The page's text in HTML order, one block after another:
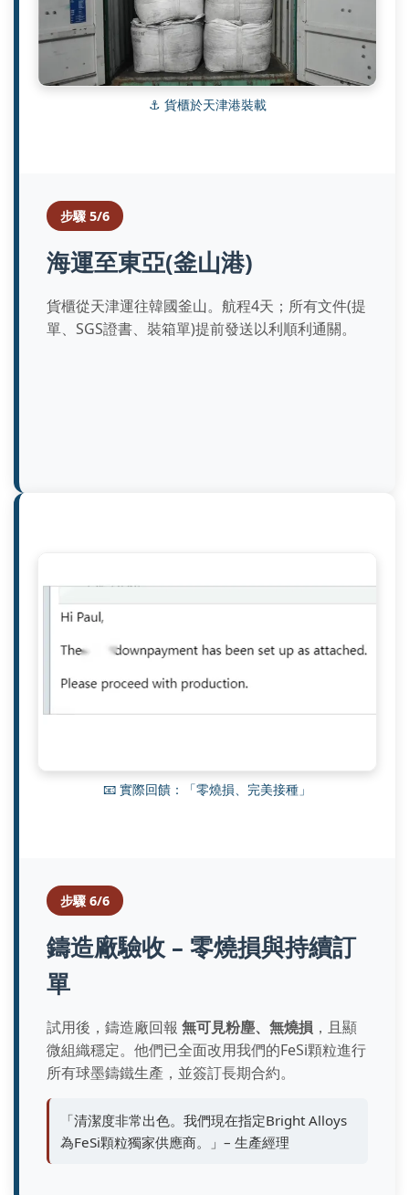
步驟 5/6
海運至東亞(釜山港)
貨櫃從天津運往韓國釜山。航程4天；所有文件(提
單、SGS證書、裝箱單)提前發送以利順利通關。
⚓ 貨櫃於天津港裝載
步驟 6/6
鑄造廠驗收 – 零燒損與持續訂
單
試用後，鑄造廠回報 無可見粉塵、無燒損 ，且顯
微組織穩定。他們已全面改用我們的FeSi顆粒進行
所有球墨鑄鐵生產，並簽訂長期合約。
「清潔度非常出色。我們現在指定Bright Alloys
為FeSi顆粒獨家供應商。」– 生產經理
📧 實際回饋：「零燒損、完美接種」